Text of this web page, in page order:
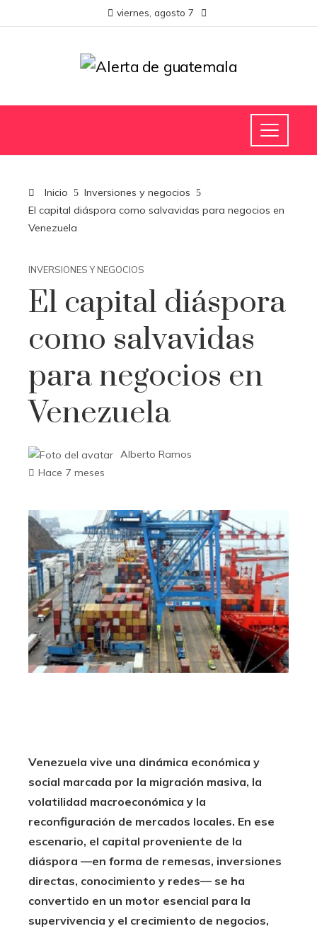
viernes, agosto 7
Inicio
Inversiones y negocios
El capital diáspora como salvavidas para negocios en
Venezuela
INVERSIONES Y NEGOCIOS
El capital diáspora
como salvavidas
para negocios en
Venezuela
Alberto Ramos
Hace 7 meses
Venezuela vive una dinámica económica y
social marcada por la migración masiva, la
volatilidad macroeconómica y la
reconfiguración de mercados locales. En ese
escenario, el capital proveniente de la
diáspora —en forma de remesas, inversiones
directas, conocimiento y redes— se ha
convertido en un motor esencial para la
supervivencia y el crecimiento de negocios,